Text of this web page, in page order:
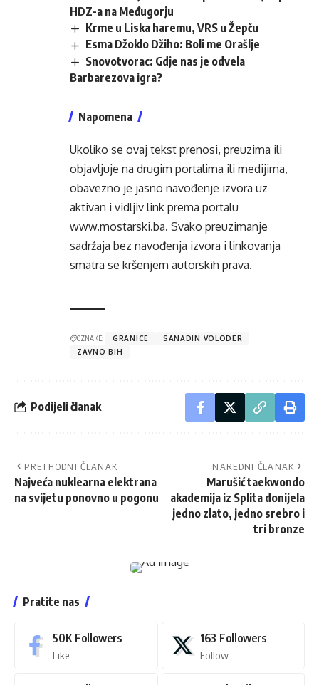
HDZ-a na Međugorju
Krme u Liska haremu, VRS u Žepču
Esma Džoklo Džiho: Boli me Orašlje
Snovotvorac: Gdje nas je odvela
Barbarezova igra?
Napomena
Ukoliko se ovaj tekst prenosi, preuzima ili
objavljuje na drugim portalima ili medijima,
obavezno je jasno navođenje izvora uz
aktivan i vidljiv link prema portalu
www.mostarski.ba. Svako preuzimanje
sadržaja bez navođenja izvora i linkovanja
smatra se kršenjem autorskih prava.
OZNAKE: GRANICE
SANADIN VOLODER
ZAVNO BIH
Podijeli članak
PRETHODNI ČLANAK
Najveća nuklearna elektrana
na svijetu ponovno u pogonu
NAREDNI ČLANAK
Marušić taekwondo
akademija iz Splita donijela
jedno zlato, jedno srebro i
tri bronze
Pratite nas
50K Followers
Like
163 Followers
Follow